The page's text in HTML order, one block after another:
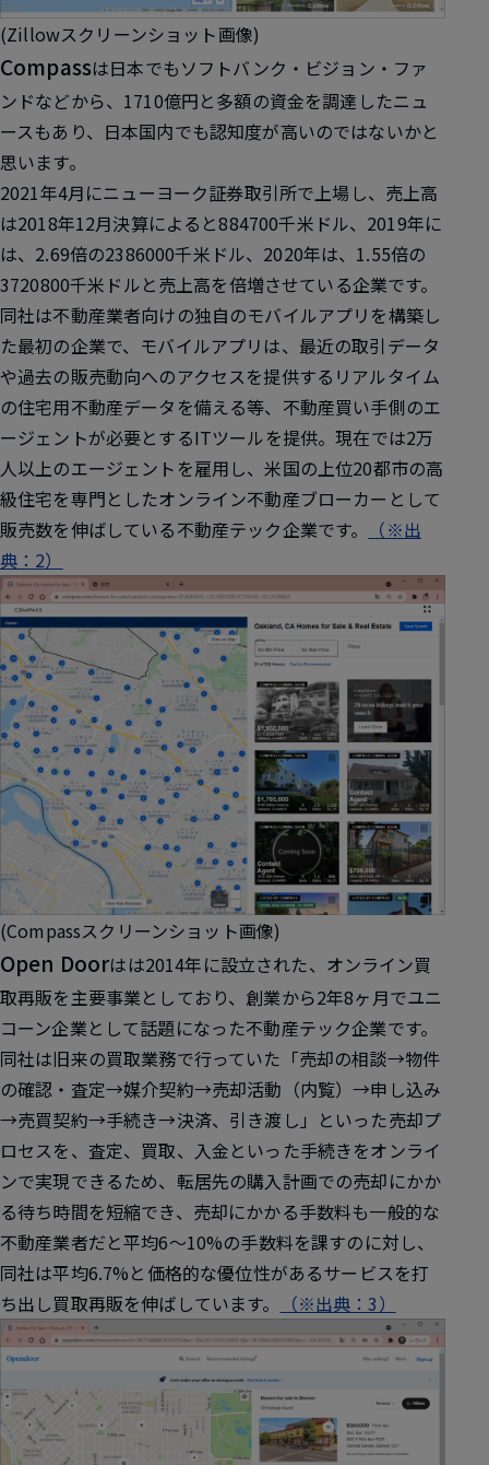
(Zillowスクリーンショット画像)
Compassは日本でもソフトバンク・ビジョン・ファ
ンドなどから、1710億円と多額の資金を調達したニュ
ースもあり、日本国内でも認知度が高いのではないかと
思います。
2021年4月にニューヨーク証券取引所で上場し、売上高
は2018年12月決算によると884700千米ドル、2019年に
は、2.69倍の2386000千米ドル、2020年は、1.55倍の
3720800千米ドルと売上高を倍増させている企業です。
同社は不動産業者向けの独自のモバイルアプリを構築し
た最初の企業で、モバイルアプリは、最近の取引データ
や過去の販売動向へのアクセスを提供するリアルタイム
の住宅用不動産データを備える等、不動産買い手側のエ
ージェントが必要とするITツールを提供。現在では2万
人以上のエージェントを雇用し、米国の上位20都市の高
級住宅を専門としたオンライン不動産ブローカーとして
販売数を伸ばしている不動産テック企業です。
（※出
典：2）
(Compassスクリーンショット画像)
Open Doorはは2014年に設立された、オンライン買
取再販を主要事業としており、創業から2年8ヶ月でユニ
コーン企業として話題になった不動産テック企業です。
同社は旧来の買取業務で行っていた「売却の相談→物件
の確認・査定→媒介契約→売却活動（内覧）→申し込み
→売買契約→手続き→決済、引き渡し」といった売却プ
ロセスを、査定、買取、入金といった手続きをオンライ
ンで実現できるため、転居先の購入計画での売却にかか
る待ち時間を短縮でき、売却にかかる手数料も一般的な
不動産業者だと平均6〜10%の手数料を課すのに対し、
同社は平均6.7%と価格的な優位性があるサービスを打
ち出し買取再販を伸ばしています。
（※出典：3）